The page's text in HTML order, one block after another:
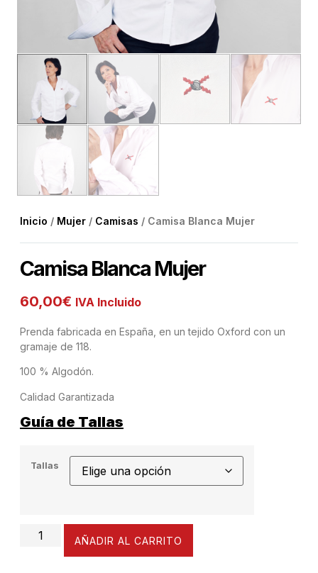
Inicio / Mujer / Camisas / Camisa Blanca Mujer
Camisa Blanca Mujer
60,00€ IVA Incluido
Prenda fabricada en España, en un tejido Oxford con un
gramaje de 118.
100 % Algodón.
Calidad Garantizada
Guía de Tallas
Tallas
AÑADIR AL CARRITO